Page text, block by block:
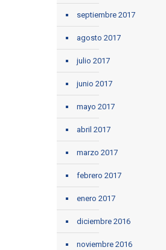
septiembre 2017
agosto 2017
julio 2017
junio 2017
mayo 2017
abril 2017
marzo 2017
febrero 2017
enero 2017
diciembre 2016
noviembre 2016